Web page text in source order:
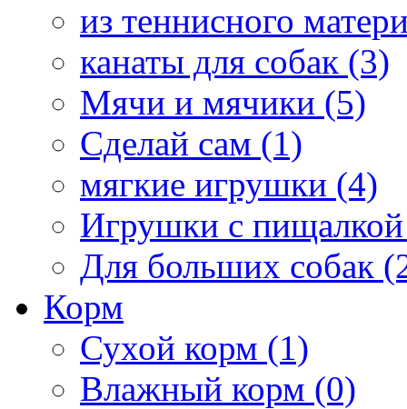
из теннисного
канаты для собак (3)
Мячи и мячики (5)
Сделай сам (1)
мягкие игрушки (4)
Игрушки с
Для больших собак
Корм
Сухой корм (1)
Влажный корм (0)